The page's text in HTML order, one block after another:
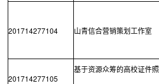
201714277104 山青信合营销策划工作室
201714277105
基于资源众筹的高校证件照